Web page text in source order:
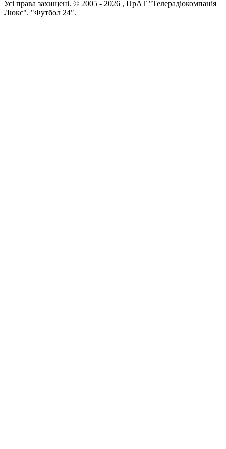
Усi права захищенi. © 2005 - 2026 , ПрАТ "Телерадіокомпанія
Люкс". "Футбол 24".